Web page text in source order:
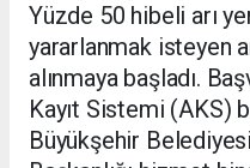
Yüzde 50 hibeli arı
yararlanmak isteyen
alınmaya başladı.
Kayıt Sistemi (AKS)
Büyükşehir